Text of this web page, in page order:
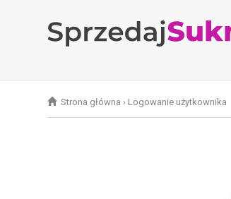
Strona główna › Logowanie użytkownika